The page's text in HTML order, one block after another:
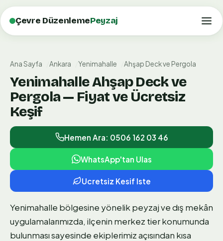
Çevre DüzenlemePeyzaj
Ana Sayfa Ankara Yenimahalle Ahşap Deck ve Pergola
Yenimahalle Ahşap Deck ve
Pergola — Fiyat ve Ücretsiz
Keşif
Hemen Ara: 0506 162 03 46
WhatsApp'tan Ulas
Ucretsiz Kesif Iste
Yenimahalle bölgesine yönelik peyzaj ve dış mekân
uygulamalarımızda, ilçenin merkez tier konumunda
bulunması sayesinde ekiplerimiz açısından kısa